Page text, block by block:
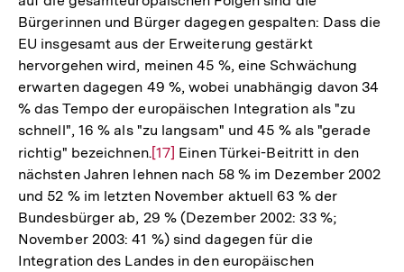
der
Fußnote
Bürgerinnen und Bürger dagegen gespalten: Dass die
EU insgesamt aus der Erweiterung gestärkt
hervorgehen wird, meinen 45 %, eine Schwächung
erwarten dagegen 49 %, wobei unabhängig davon 34
% das Tempo der europäischen Integration als "zu
schnell", 16 % als "zu langsam" und 45 % als "gerade
richtig" bezeichnen.Zur
Auflösung
der
Fußnote
[17] Einen Türkei-Beitritt in den
nächsten Jahren lehnen nach 58 % im Dezember 2002
und 52 % im letzten November aktuell 63 % der
Bundesbürger ab, 29 % (Dezember 2002: 33 %;
November 2003: 41 %) sind dagegen für die
Integration des Landes in den europäischen